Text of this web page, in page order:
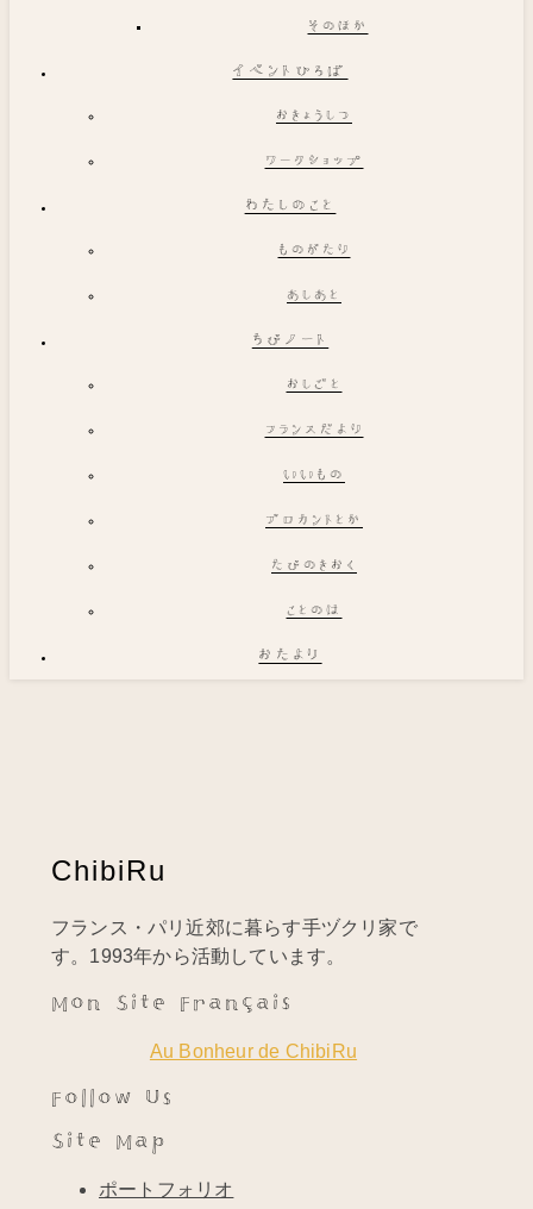
そのほか
イベントひろば
おきょうしつ
ワークショップ
わたしのこと
ものがたり
あしあと
ちびノート
おしごと
フランスだより
いいもの
ブロカントとか
たびのきおく
ことのは
おたより
ChibiRu
フランス・パリ近郊に暮らす手ヅクリ家で
す。1993年から活動しています。
Mon Site Français
Au Bonheur de ChibiRu
Follow Us
Site Map
ポートフォリオ